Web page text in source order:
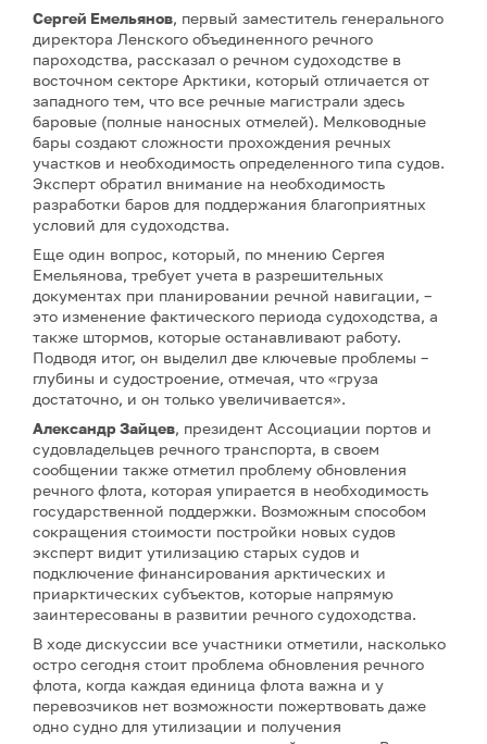
Сергей Емельянов, первый заместитель генерального
директора Ленского объединенного речного
пароходства, рассказал о речном судоходстве в
восточном секторе Арктики, который отличается от
западного тем, что все речные магистрали здесь
баровые (полные наносных отмелей). Мелководные
бары создают сложности прохождения речных
участков и необходимость определенного типа судов.
Эксперт обратил внимание на необходимость
разработки баров для поддержания благоприятных
условий для судоходства.
Еще один вопрос, который, по мнению Сергея
Емельянова, требует учета в разрешительных
документах при планировании речной навигации, –
это изменение фактического периода судоходства, а
также штормов, которые останавливают работу.
Подводя итог, он выделил две ключевые проблемы –
глубины и судостроение, отмечая, что «груза
достаточно, и он только увеличивается».
Александр Зайцев, президент Ассоциации портов и
судовладельцев речного транспорта, в своем
сообщении также отметил проблему обновления
речного флота, которая упирается в необходимость
государственной поддержки. Возможным способом
сокращения стоимости постройки новых судов
эксперт видит утилизацию старых судов и
подключение финансирования арктических и
приарктических субъектов, которые напрямую
заинтересованы в развитии речного судоходства.
В ходе дискуссии все участники отметили, насколько
остро сегодня стоит проблема обновления речного
флота, когда каждая единица флота важна и у
перевозчиков нет возможности пожертвовать даже
одно судно для утилизации и получения